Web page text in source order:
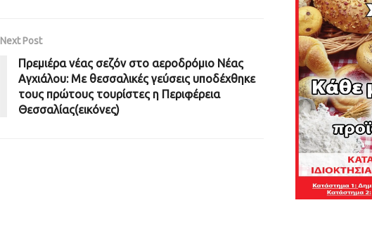
Next Post
Πρεμιέρα νέας σεζόν στο αεροδρόμιο Νέας
Αγχιάλου: Με θεσσαλικές γεύσεις υποδέχθηκε
τους πρώτους τουρίστες η Περιφέρεια
Θεσσαλίας(εικόνες)